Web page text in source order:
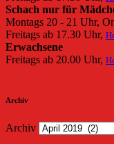
Schach nur für
Montags 20 - 21 Uhr,
Freitags ab 17.30 Uhr,
Erwachsene
Freitags ab 20.00 Uhr,
Archiv
Archiv